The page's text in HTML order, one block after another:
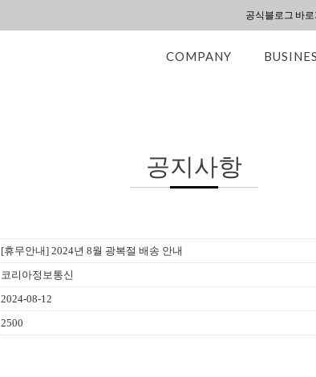
공식블로그 바
COMPANY
공지사항
[휴무안내] 2024년 8월 광복절 배송 안내
코리아정보통신
2024-08-12
2500